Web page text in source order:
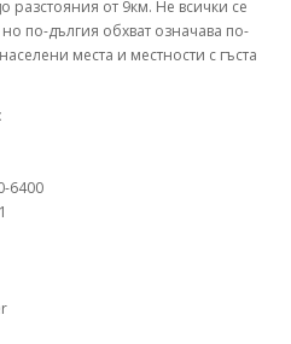
от 9км. Не всички се
по-дългия обхват означава по-
места и местности с гъста
6400